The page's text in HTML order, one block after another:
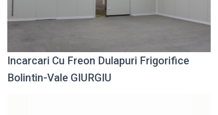
Incarcari Cu Freon Dulapuri Frigorifice
Bolintin-Vale GIURGIU